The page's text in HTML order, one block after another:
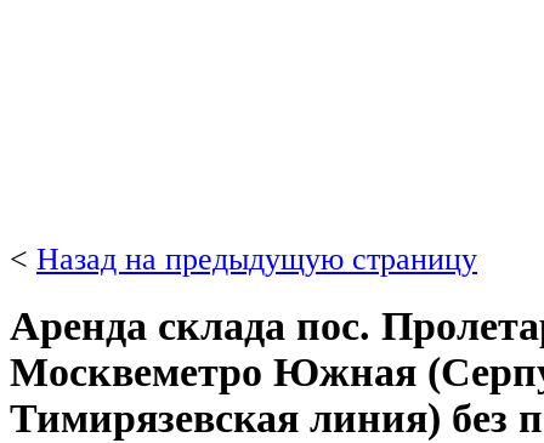
< Назад на предыдущую страницу
Аренда склада пос.
Москвеметро Южная
Тимирязевская линия) без